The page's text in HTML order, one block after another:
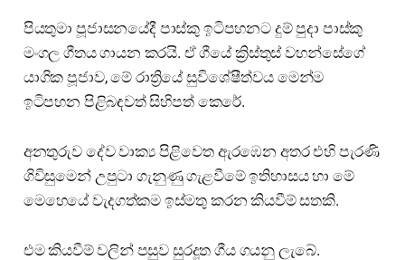
පියතුමා පූජාසනයේදී පාස්කු ඉටිපහනට දුම් පුදා පාස්කු
මංගල ගීතය ගායන කරයි. ඒ ගීයේ ක්‍රිස්තුස් වහන්සේගේ
යාගික පූජාව, මේ රාත්‍රියේ සුවිශේෂීත්වය මෙන්ම
ඉටිපහන පිළිබඳවත් සිහිපත් කෙරේ.
අනතුරුව දේව වාක්‍ය පිළිවෙත ඇරඹෙන අතර එහි පැරණි
ගිවිසුමෙන් උපුටා ගැනුණු ගැළවීමේ ඉතිහාසය හා මේ
මෙහෙයේ වැදගත්කම ඉස්මතු කරන කියවීම් සතකි.
එම කියවීම් වලින් පසුව සුරදූත ගීය ගයනු ලැබේ.